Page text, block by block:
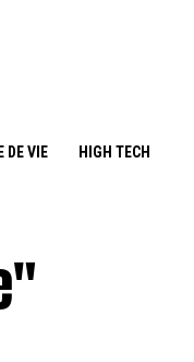
DE VIE HIGH TECH